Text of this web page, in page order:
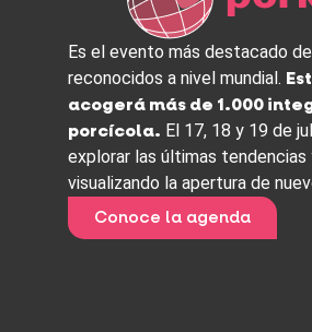
Es el evento más destacado
reconocidos a nivel mundial.
acogerá más de 1.000
porcícola. El 17, 18 y 19 de
explorar las últimas
visualizando la apertura de
Conoce la agenda